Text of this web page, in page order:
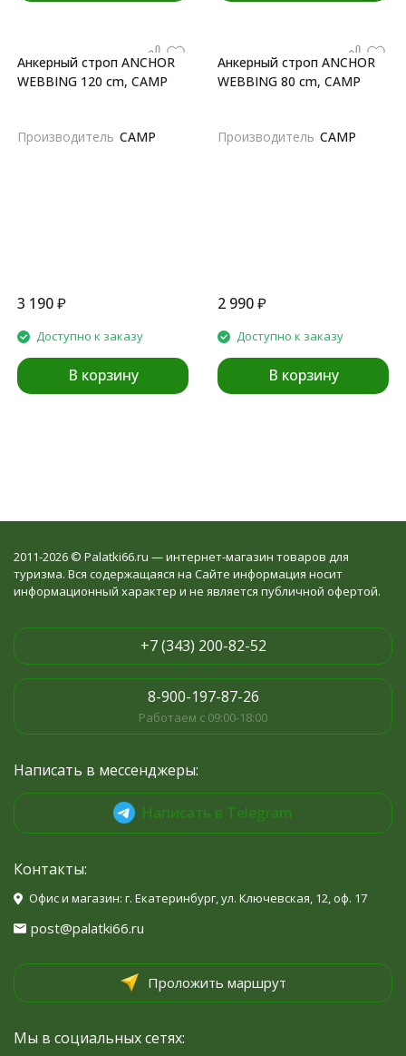
Анкерный строп ANCHOR
WEBBING 120 cm, CAMP
Производитель CAMP
3 190₽
Доступно к заказу
В корзину
Анкерный строп ANCHOR
WEBBING 80 cm, CAMP
Производитель CAMP
2 990₽
Доступно к заказу
В корзину
2011-2026 © Palatki66.ru — интернет-магазин товаров для
туризма. Вся содержащаяся на Сайте информация носит
информационный характер и не является публичной офертой.
+7 (343) 200-82-52
8-900-197-87-26
Работаем с 09:00-18:00
Написать в мессенджеры:
Написать в Telegram
Контакты:
Офис и магазин: г. Екатеринбург, ул. Ключевская, 12, оф. 17
post@palatki66.ru
Проложить маршрут
Мы в социальных сетях: